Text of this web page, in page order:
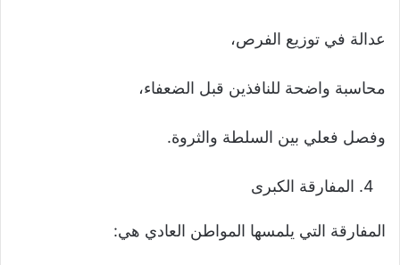
عدالة في توزيع الفرص،
محاسبة واضحة للنافذين قبل الضعفاء،
وفصل فعلي بين السلطة والثروة.
المفارقة الكبرى
المفارقة التي يلمسها المواطن العادي هي: